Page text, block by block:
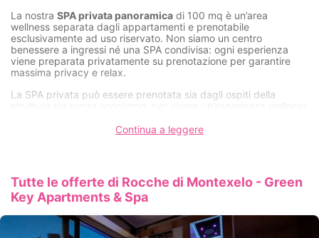
La nostra SPA privata panoramica di 100 mq è un’area
wellness separata dagli appartamenti e prenotabile
esclusivamente ad uso riservato. Non siamo un centro
benessere a ingressi né una SPA condivisa: ogni esperienza
viene preparata privatamente su prenotazione per garantire
massima privacy e relax.
La SPA privata può essere prenotata sia dagli ospiti della
struttura sia senza soggiorno, per vivere un’esperienza wellness
docce emozionali e area relax con vista sulle colline del Roero.
CIN: IT004142B4SAW2KEQU
Continua a leggere
Tutte le offerte di Rocche di Montexelo - Green
Key Apartments & Spa